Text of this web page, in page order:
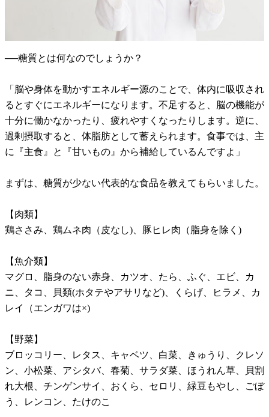
──糖質とは何なのでしょうか？
「脳や身体を動かすエネルギー源のことで、体内に吸収され
るとすぐにエネルギーになります。不足すると、脳の機能が
十分に働かなかったり、疲れやすくなったりします。逆に、
過剰摂取すると、体脂肪として蓄えられます。食事では、主
に『主食』と『甘いもの』から補給しているんですよ」
まずは、糖質が少ない代表的な食品を教えてもらいました。
【肉類】
鶏ささみ、鶏ムネ肉（皮なし)、豚ヒレ肉（脂身を除く)
【魚介類】
マグロ、脂身のない赤身、カツオ、たら、ふぐ、エビ、カ
ニ、タコ、貝類(ホタテやアサリなど)、くらげ、ヒラメ、カ
レイ（エンガワは×)
【野菜】
ブロッコリー、レタス、キャベツ、白菜、きゅうり、クレソ
ン、小松菜、アシタバ、春菊、サラダ菜、ほうれん草、貝割
れ大根、チンゲンサイ、おくら、セロリ、緑豆もやし、ごぼ
う、レンコン、たけのこ